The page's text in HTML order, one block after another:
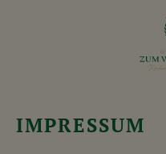
IMPRESSUM